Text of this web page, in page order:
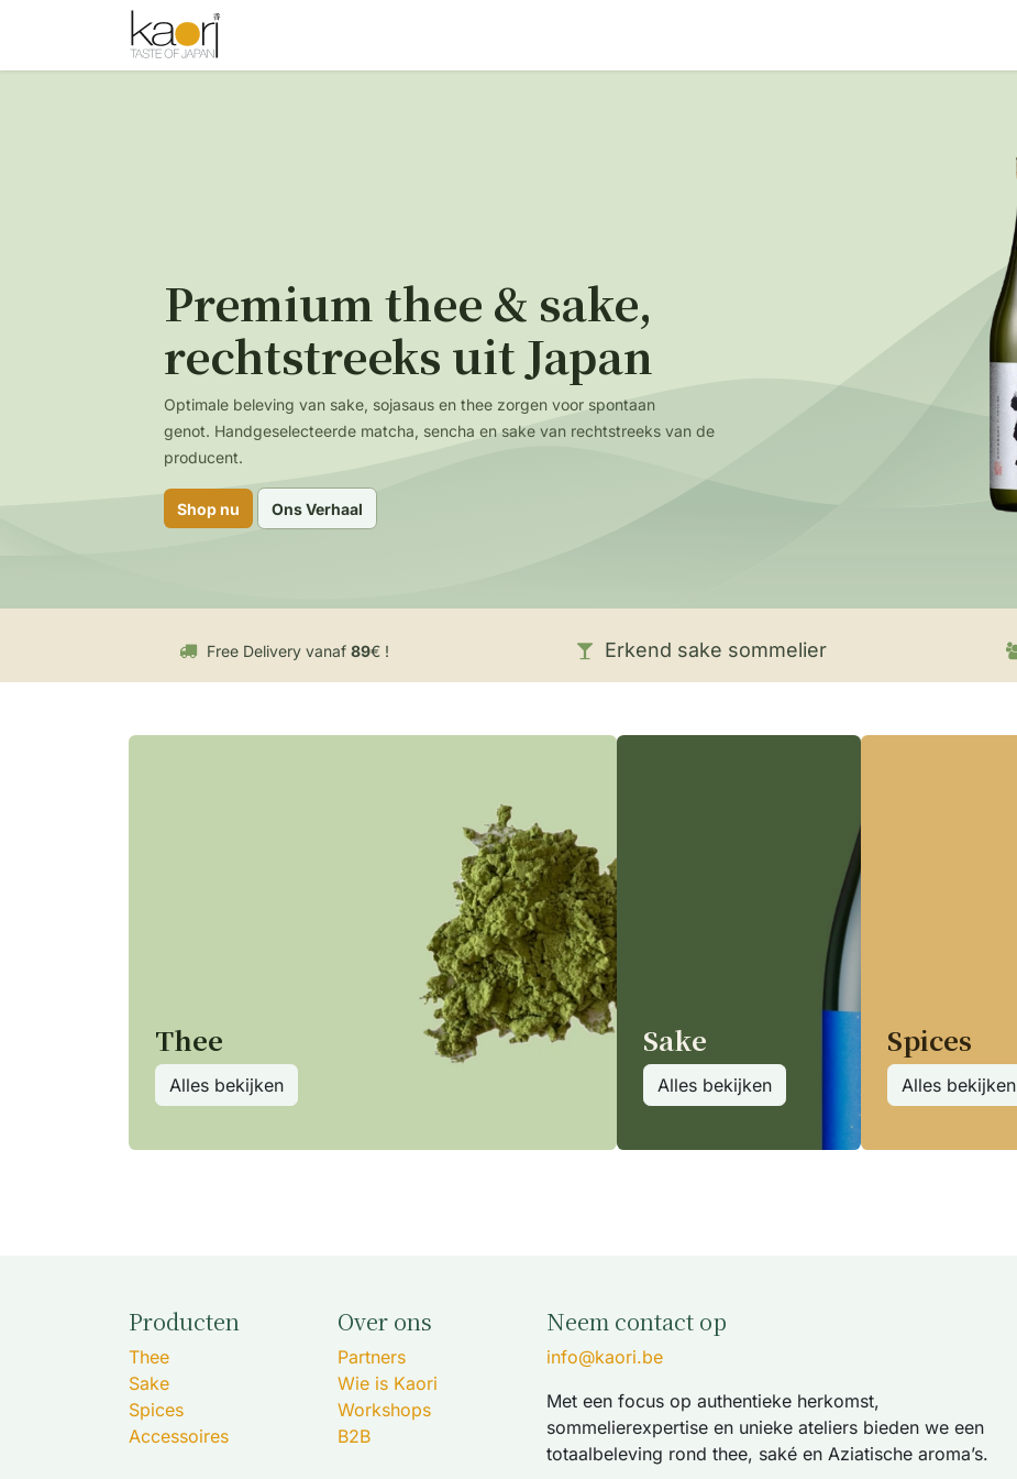
Overslaan naar inhoud
Premium thee & sake,
rechtstreeks uit Japan
Optimale beleving van sake, sojasaus en thee zorgen voor spontaan
genot. Handgeselecteerde matcha, sencha en sake van rechtstreeks van de
producent.
Shop nu Ons Verhaal
Free Delivery vanaf 89€ ! Erkend sake sommelier
Thee
Alles bekijken
Sake
Alles bekijken
Spices
Alles bekijken
Producten
Thee
Sake
Spices
Accessoires
Over ons
Partners
Wie is Kaori
Workshops
B2B
Neem contact op
info@kaori.be
Met een focus op authentieke herkomst,
sommelierexpertise en unieke ateliers bieden we een
totaalbeleving rond thee, saké en Aziatische aroma’s.